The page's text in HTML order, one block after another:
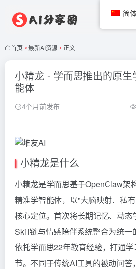
首页 • 最新AI资源 • 正文
小精龙 - 学而思推出的原生
能体
4个月前发布
小精龙是什么
小精龙是学而思基于OpenClaw架
精准学智能体，以"大脑映射、私
核心定位。首次将长期记忆、动态
Skill链与情感陪伴系统整合为统一
依托学而思22年教育经验，打通
节。不同于传统AI工具的被动问答
简